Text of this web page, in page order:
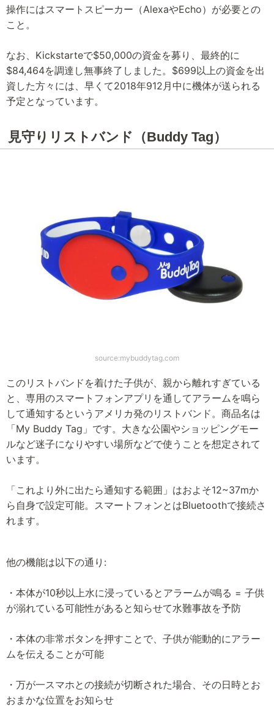
操作にはスマートスピーカー（AlexaやEcho）が必要との
こと。
なお、Kickstarteで$50,000の資金を募り、最終的に
$84,464を調達し無事終了しました。$699以上の資金を出
資した方々には、早くて2018年912月中に機体が送られる
予定となっています。
見守りリストバンド（Buddy Tag）
source:mybuddytag.com
このリストバンドを着けた子供が、親から離れすぎている
と、専用のスマートフォンアプリを通してアラームを鳴ら
して通知するというアメリカ発のリストバンド。商品名は
「My Buddy Tag」です。大きな公園やショッピングモー
ルなど迷子になりやすい場所などで使うことを想定されて
います。
「これより外に出たら通知する範囲」はおよそ12~37mか
ら自身で設定可能。スマートフォンとはBluetoothで接続さ
れます。
他の機能は以下の通り:
・本体が10秒以上水に浸っているとアラームが鳴る = 子供
が溺れている可能性があると知らせて水難事故を予防
・本体の非常ボタンを押すことで、子供が能動的にアラー
ムを伝えることが可能
・万が一スマホとの接続が切断された場合、その日時とお
おまかな位置をお知らせ